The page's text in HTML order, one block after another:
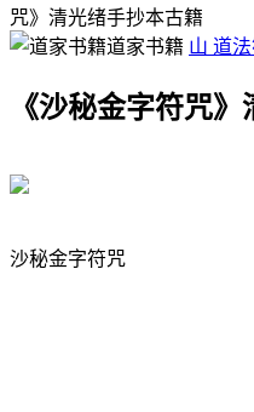
咒》清光绪手抄本古籍
道家书籍 山 道
《沙秘金字符咒
沙秘金字符咒